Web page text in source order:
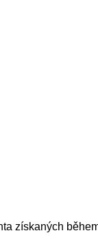
získaných